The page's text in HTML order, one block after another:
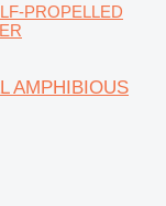
PROPELLED
AMPHIBIOUS